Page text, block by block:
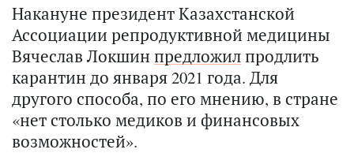
Накануне президент Казахстанской
Ассоциации репродуктивной медицины
Вячеслав Локшин предложилпродлить
карантин до января 2021 года. Для
другого способа, по его мнению, в стране
«нет столько медиков и финансовых
возможностей».